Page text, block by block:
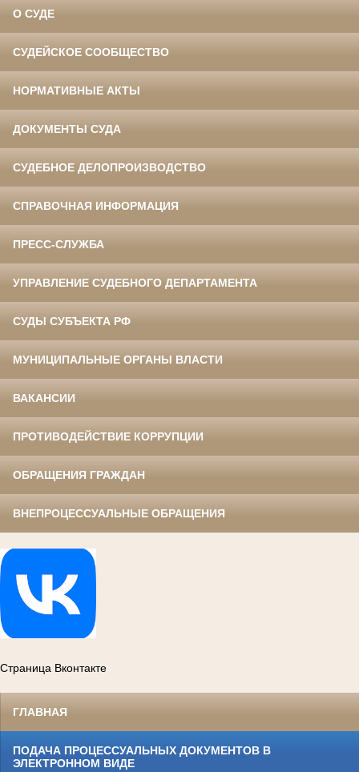
О СУДЕ
СУДЕЙСКОЕ СООБЩЕСТВО
НОРМАТИВНЫЕ АКТЫ
ДОКУМЕНТЫ СУДА
СУДЕБНОЕ ДЕЛОПРОИЗВОДСТВО
СПРАВОЧНАЯ ИНФОРМАЦИЯ
ПРЕСС-СЛУЖБА
УПРАВЛЕНИЕ СУДЕБНОГО ДЕПАРТАМЕНТА
СУДЫ СУБЪЕКТА РФ
МУНИЦИПАЛЬНЫЕ ОРГАНЫ ВЛАСТИ
ВАКАНСИИ
ПРОТИВОДЕЙСТВИЕ КОРРУПЦИИ
ОБРАЩЕНИЯ ГРАЖДАН
ВНЕПРОЦЕССУАЛЬНЫЕ ОБРАЩЕНИЯ
Страница Вконтакте
ГЛАВНАЯ
ПОДАЧА ПРОЦЕССУАЛЬНЫХ ДОКУМЕНТОВ В
ЭЛЕКТРОННОМ ВИДЕ